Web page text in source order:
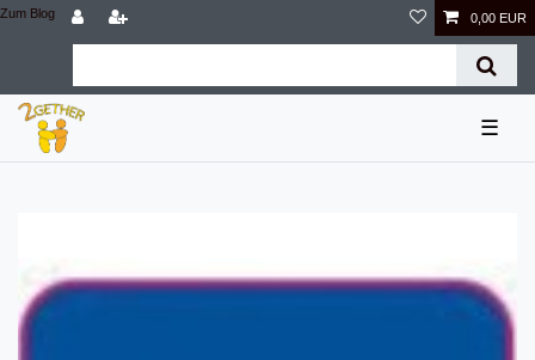
Zum Blog 0,00 EUR
☰